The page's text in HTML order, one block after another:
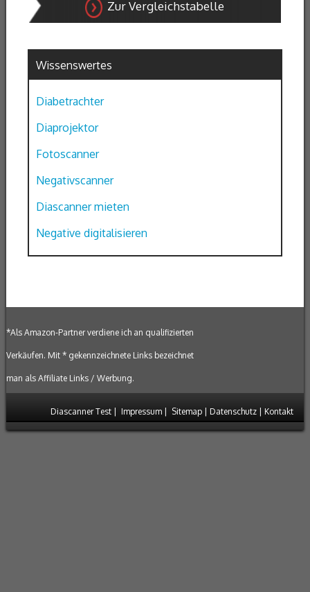
Zur Vergleichstabelle
Wissenswertes
Diabetrachter
Diaprojektor
Fotoscanner
Negativscanner
Diascanner mieten
Negative digitalisieren
*Als Amazon-Partner verdiene ich an qualifizierten
Verkäufen. Mit * gekennzeichnete Links bezeichnet
man als Affiliate Links / Werbung.
Diascanner Test | Impressum | Sitemap | Datenschutz | Kontakt